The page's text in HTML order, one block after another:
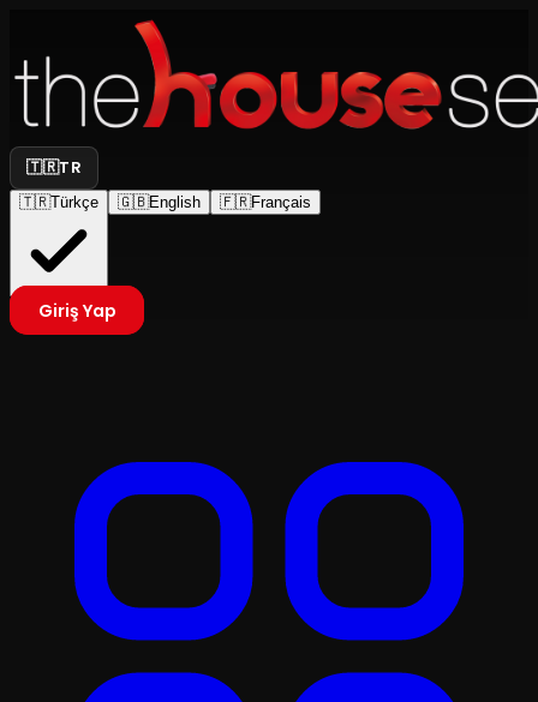
🇹🇷TR
🇹🇷Türkçe 🇬🇧English 🇫🇷Français
Giriş Yap